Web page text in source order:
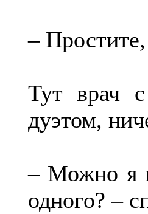
–
Тут врач с
дуэтом,
– Можно я
одного? –